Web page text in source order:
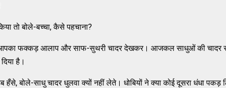
तो बोले-बच्चा, कैसे पहचाना?
फक्कड़ आलाप और साफ-सुथरी चादर देखकर। आजकल साधुओं की चादर
है।
हँसे, बोले-साधु चादर धुलवा क्यों नहीं लेते। धोबियों ने क्या कोई दूसरा धंधा पकड़